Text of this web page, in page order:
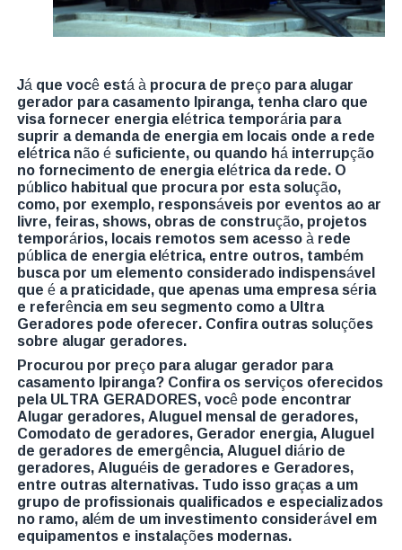
Já que você está à procura de preço para alugar
gerador para casamento Ipiranga, tenha claro que
visa fornecer energia elétrica temporária para
suprir a demanda de energia em locais onde a rede
elétrica não é suficiente, ou quando há interrupção
no fornecimento de energia elétrica da rede. O
público habitual que procura por esta solução,
como, por exemplo, responsáveis por eventos ao ar
livre, feiras, shows, obras de construção, projetos
temporários, locais remotos sem acesso à rede
pública de energia elétrica, entre outros, também
busca por um elemento considerado indispensável
que é a praticidade, que apenas uma empresa séria
e referência em seu segmento como a Ultra
Geradores pode oferecer. Confira outras soluções
sobre alugar geradores.
Procurou por preço para alugar gerador para
casamento Ipiranga? Confira os serviços oferecidos
pela ULTRA GERADORES, você pode encontrar
Alugar geradores, Aluguel mensal de geradores,
Comodato de geradores, Gerador energia, Aluguel
de geradores de emergência, Aluguel diário de
geradores, Aluguéis de geradores e Geradores,
entre outras alternativas. Tudo isso graças a um
grupo de profissionais qualificados e especializados
no ramo, além de um investimento considerável em
equipamentos e instalações modernas.